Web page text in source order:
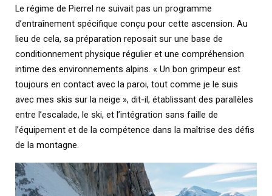
Le régime de Pierrel ne suivait pas un programme
d’entraînement spécifique conçu pour cette ascension. Au
lieu de cela, sa préparation reposait sur une base de
conditionnement physique régulier et une compréhension
intime des environnements alpins. « Un bon grimpeur est
toujours en contact avec la paroi, tout comme je le suis
avec mes skis sur la neige », dit-il, établissant des parallèles
entre l’escalade, le ski, et l’intégration sans faille de
l’équipement et de la compétence dans la maîtrise des défis
de la montagne.